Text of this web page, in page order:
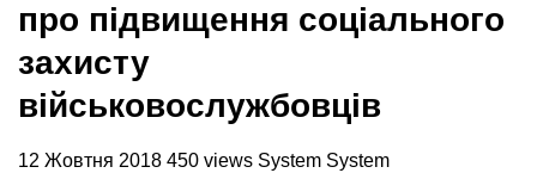
про підвищення соціального
захисту
військовослужбовців
12 Жовтня 2018 450 views System System